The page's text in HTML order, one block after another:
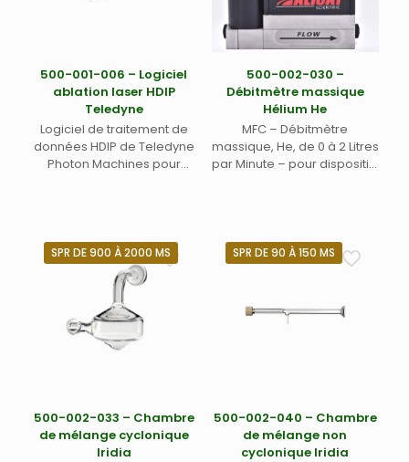
500-001-006 – Logiciel
ablation laser HDIP
Teledyne
Logiciel de traitement de
données HDIP de Teledyne
Photon Machines pour
pour deux postes
500-002-030 –
Débitmètre massique
Hélium He
MFC – Débitmètre
massique, He, de 0 à 2 Litres
par Minute – pour dispositifs
SPR DE 900 À 2000 MS
500-002-033 – Chambre
de mélange cyclonique
Iridia
SPR DE 90 À 150 MS
500-002-040 – Chambre
de mélange non
cyclonique Iridia